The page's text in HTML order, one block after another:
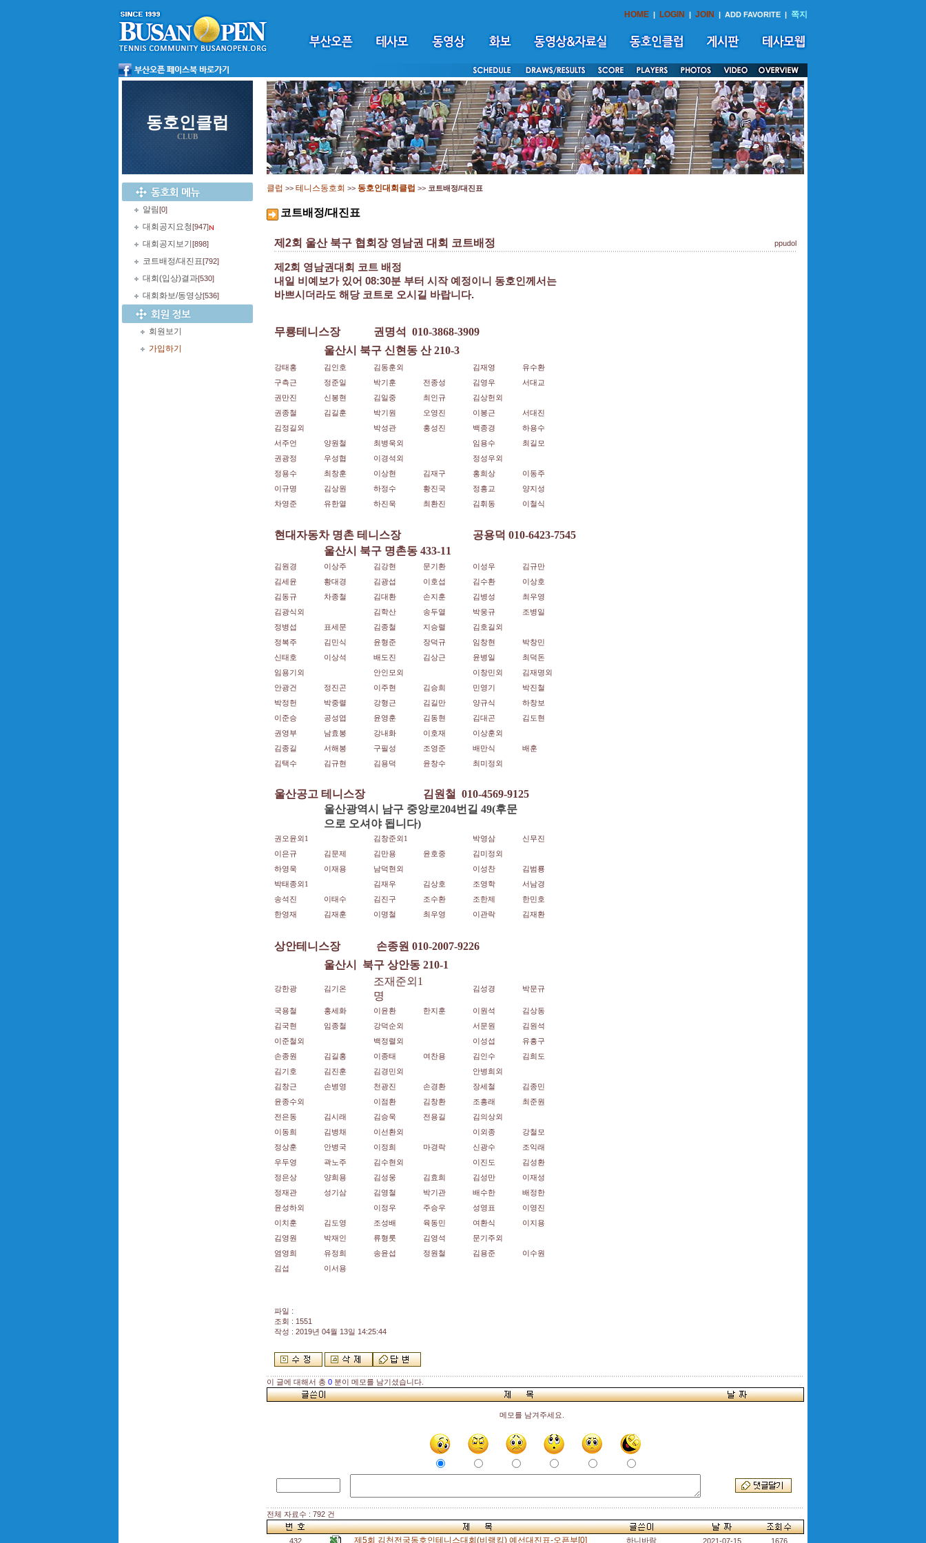
HOME | LOGIN | JOIN | ADD FAVORITE | 쪽지
동호인클럽
CLUB
알림[0]
대회공지요청[947]
대회공지보기 [898]
코트배정/대진표[792]
대회(입상)결과[530]
대회화보/동영상[536]
회원보기
가입하기
클럽 >> 테니스동호회 >> 동호인대회클럽 >> 코트배정/대진표
코트배정/대진표
제2회 울산 북구 협회장 영남권 대회 코트배정 ppudol
제2회 영남권대회 코트 배정
내일 비예보가 있어 08:30분 부터 시작 예정이니 동호인께서는
바쁘시더라도 해당 코트로 오시길 바랍니다.
무룡테니스장 권명석
010-3868-3909
울산시 북구 신현동 산 210-3
강태홍 김인호 김동훈외 김재영
유수환
구측근
정준일 박기훈 전종성 김영우
서대교
권만진
신봉현 김일중 최인규
김상헌외
권종철
김길훈 박기원 오영진 이봉근
서대진
김정길외
박성관 홍성진 백종경
하용수
서주언
양원철 최병욱외 임용수
최길모
권광정
우성협 이경석외
정성우외
정용수
최창훈 이상현 김재구 홍희상
이동주
이규명
김상원 하정수 황진국 정흥교
양지성
차영준
유한열 하진욱 최환진 김휘동 이철식
현대자동차 명촌 테니스장
공용덕 010-6423-7545
울산시 북구 명촌동 433-11
김원경 이상주 김강현 문기환 이성우
김규만
김세윤
황대경 김광섭 이호섭 김수환
이상호
김동규
차종철 김대환 손지훈 김병성
최우영
김광식외
김학산 송두열 박웅규
조병일
정병섭
표세문 김종철 지승렬
김호길외
정복주
김민식 윤형준 장덕규 임창현
박창민
신태호
이상석 배도진 김상근 윤병일
최덕돈
임용기외
안인모외 이창민외
김재명외
안광건
정진곤 이주현 김승희 민영기
박진철
박정헌
박중렬 강형근 김길만 양규식
하창보
이준승
공성엽 윤영훈 김동현 김대곤
김도현
권영부
남효봉 강내화 이호재
이상훈외
김종길
서해봉 구필성 조영준 배만식
배훈
김택수
김규현 김용덕 윤창수 최미정외
울산공고 테니스장 김원철
010-4569-9125
울산광역시 남구 중앙로204번길 49(후문
으로 오셔야 됩니다)
권오윤외1 김창준외1 박영삼
신무진
이은규
김문제 김만용 윤호중
김미정외
하영욱
이재용 남덕현외 이성찬
김범룡
박태종외1
김재우 김상호 조영학
서남경
송석진
이태수 김진구 조수환 조한제
한민호
한영재
김재훈 이명철 최우영 이관락 김재환
상안테니스장
손종원 010-2007-9226
울산시
북구 상안동 210-1
강한광 김기온
조재준외1
명
김성경 박문규
국용철 홍세화 이윤환 한지훈 이원석
김상동
김국현
임종철 강덕순외 서문원
김원석
이준철외
백정렬외 이성섭
유흥구
손종원
김길홍 이종태 여찬용 김인수
김희도
김기호
김진훈 김경민외
안병희외
김창근
손병영 천광진 손경환 장세철
김종민
윤종수외
이점환 김창환 조흥래
최준원
전은동
김시래 김승욱 전용길
김의상외
이동희
김병채 이선환외 이외종
강철모
정상훈
안병국 이정희 마경락 신광수
조익래
우두영
곽노주 김수현외 이진도
김성환
정은상
양희용 김성웅 김효희 김성만
이재성
정재관
성기삼 김영철 박기관 배수한
배정한
윤성하외
이정우 주승우 성영표
이영진
이치훈
김도영 조성배 육동민 여환식
이지용
김영원
박재인 류형룻 김영석
문기주외
염영희
유정희 송윤섭 정원철 김용준
이수원
김섭
이서용
파일 :
조회 : 1551
작성 : 2019년 04월 13일 14:25:44
이 글에 대해서 총 0 분이 메모를 남기셨습니다.
메모를 남겨주세요.
전체 자료수 : 792 건
432 제5회 김천전국동호인테니스대회(비랭킹) 예선대진표-오픈부[0] 하니바람 2021-07-15 1676